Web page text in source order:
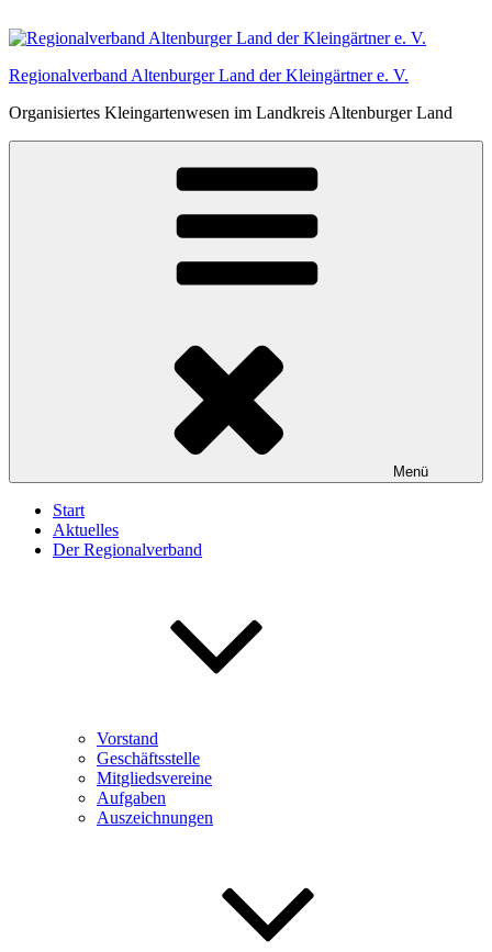
Inhalt
Regionalverband Altenburger Land der Kleingärtner e. V.
Organisiertes Kleingartenwesen im Landkreis Altenburger Land
Menü
Start
Aktuelles
Der Regionalverband
Vorstand
Geschäftsstelle
Mitgliedsvereine
Aufgaben
Auszeichnungen